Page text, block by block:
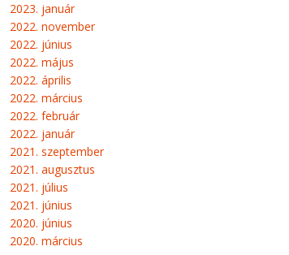
2023. január
2022. november
2022. június
2022. május
2022. április
2022. március
2022. február
2022. január
2021. szeptember
2021. augusztus
2021. július
2021. június
2020. június
2020. március